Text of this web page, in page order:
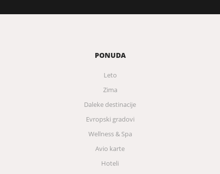
PONUDA
Leto
Zima
Daleke destinacije
Evropski gradovi
Wellness & Spa
Avio karte
Hoteli